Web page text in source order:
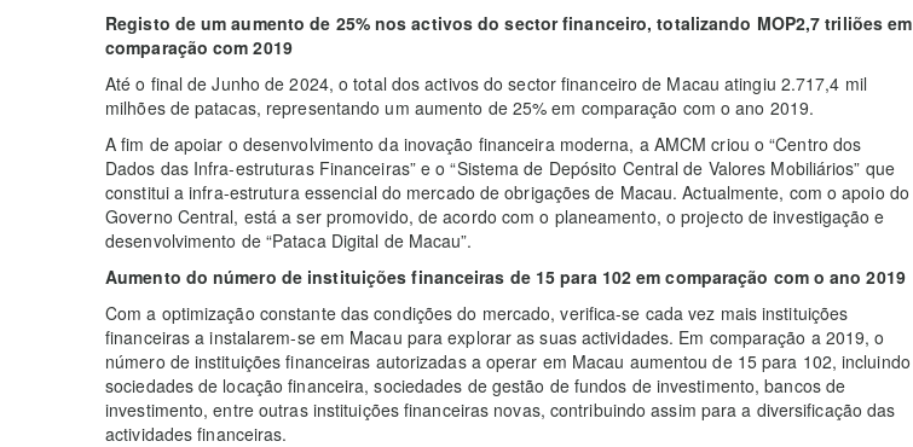
Registo de um aumento de 25% nos activos do sector financeiro, totalizando MOP2,7 triliões em
comparação com 2019
Até o final de Junho de 2024, o total dos activos do sector financeiro de Macau atingiu 2.717,4 mil
milhões de patacas, representando um aumento de 25% em comparação com o ano 2019.
A fim de apoiar o desenvolvimento da inovação financeira moderna, a AMCM criou o “Centro dos
Dados das Infra-estruturas Financeiras” e o “Sistema de Depósito Central de Valores Mobiliários” que
constitui a infra-estrutura essencial do mercado de obrigações de Macau. Actualmente, com o apoio do
Governo Central, está a ser promovido, de acordo com o planeamento, o projecto de investigação e
desenvolvimento de “Pataca Digital de Macau”.
Aumento do número de instituições financeiras de 15 para 102 em comparação com o ano 2019
Com a optimização constante das condições do mercado, verifica-se cada vez mais instituições
financeiras a instalarem-se em Macau para explorar as suas actividades. Em comparação a 2019, o
número de instituições financeiras autorizadas a operar em Macau aumentou de 15 para 102, incluindo
sociedades de locação financeira, sociedades de gestão de fundos de investimento, bancos de
investimento, entre outras instituições financeiras novas, contribuindo assim para a diversificação das
actividades financeiras.